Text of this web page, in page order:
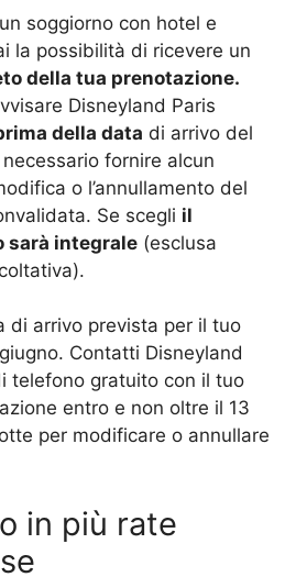
soggiorno con hotel e
la possibilità di ricevere un
della tua prenotazione.
Disneyland Paris
della data di arrivo del
fornire alcun
o l’annullamento del
Se scegli il
sarà integrale (esclusa
di arrivo prevista per il tuo
Contatti Disneyland
telefono gratuito con il tuo
entro e non oltre il 13
per modificare o annullare
in più rate